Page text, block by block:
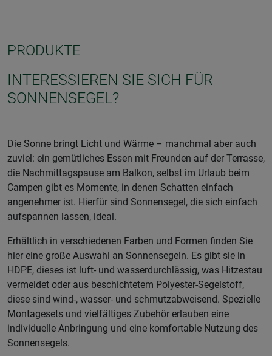
PRODUKTE
INTERESSIEREN SIE SICH FÜR
SONNENSEGEL?
Die Sonne bringt Licht und Wärme – manchmal aber auch
zuviel: ein gemütliches Essen mit Freunden auf der Terrasse,
die Nachmittagspause am Balkon, selbst im Urlaub beim
Campen gibt es Momente, in denen Schatten einfach
angenehmer ist. Hierfür sind Sonnensegel, die sich einfach
aufspannen lassen, ideal.
Erhältlich in verschiedenen Farben und Formen finden Sie
hier eine große Auswahl an Sonnensegeln. Es gibt sie in
HDPE, dieses ist luft- und wasserdurchlässig, was Hitzestau
vermeidet oder aus beschichtetem Polyester-Segelstoff,
diese sind wind-, wasser- und schmutzabweisend. Spezielle
Montagesets und vielfältiges Zubehör erlauben eine
individuelle Anbringung und eine komfortable Nutzung des
Sonnensegels.